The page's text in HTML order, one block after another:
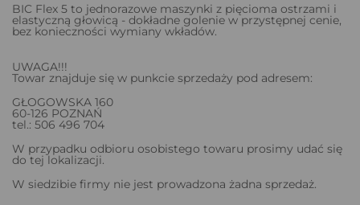
BIC Flex 5 to jednorazowe maszynki z pięcioma ostrzami i
elastyczną głowicą - dokładne golenie w przystępnej cenie,
bez konieczności wymiany wkładów.
UWAGA!!!
Towar znajduje się w punkcie sprzedaży pod adresem:
GŁOGOWSKA 160
60-126 POZNAŃ
tel.: 506 496 704
W przypadku odbioru osobistego towaru prosimy udać się
do tej lokalizacji.
W siedzibie firmy nie jest prowadzona żadna sprzedaż.